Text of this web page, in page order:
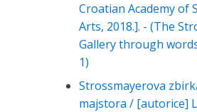
Croatian Academy of
Arts, 2018.]. - (The
Gallery through
1)
Strossmayerova
majstora / [autorice]